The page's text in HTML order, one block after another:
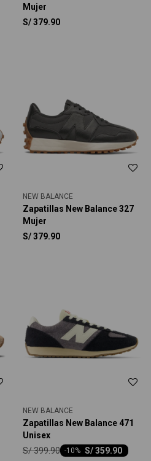
Mujer
S/379.90
NEW BALANCE
Zapatillas New Balance 327
Mujer
S/379.90
NEW BALANCE
Zapatillas New Balance 471
Unisex
S/359.90
-10
S/399.90